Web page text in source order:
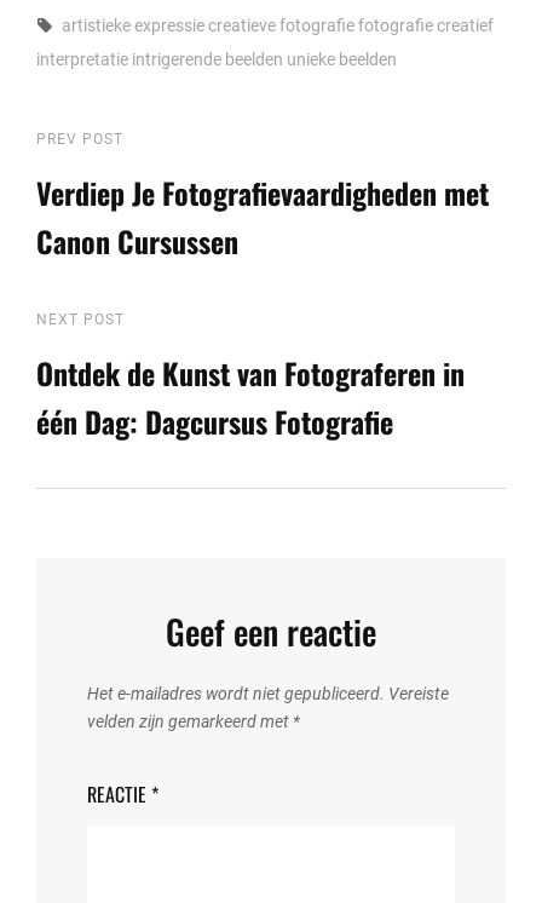
Tags,
artistieke expressiecreatieve fotografiefotografie creatief
interpretatie intrigerende beelden unieke beelden
Berichtnavigatie
Previous
Post
PREV POST
Verdiep Je Fotografievaardigheden met
Canon Cursussen
Next
Post
NEXT POST
Ontdek de Kunst van Fotograferen in
één Dag: Dagcursus Fotografie
Geef een reactie
Het e-mailadres wordt niet gepubliceerd. Vereiste
velden zijn gemarkeerd met *
REACTIE *